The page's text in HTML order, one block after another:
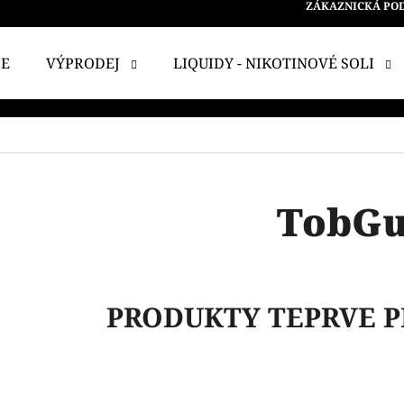
ZÁKAZNICKÁ
VÝPRODEJ LIQUIDY - NIKOTINOVÉ SOLI
PRODUKTY TEPRVE
NAJÍT?